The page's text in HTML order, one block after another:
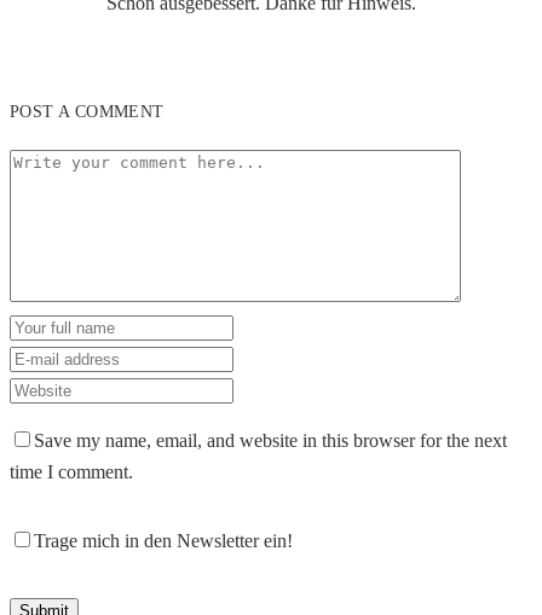
POST A COMMENT
Save my name, email, and website in this browser for the next
time I comment.
Trage mich in den Newsletter ein!